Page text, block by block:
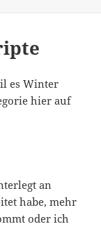
es Winter
hier auf
an
habe, mehr
oder ich